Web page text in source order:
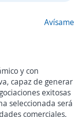
Avísame
y con
capaz de generar
exitosas
seleccionada será
comerciales,